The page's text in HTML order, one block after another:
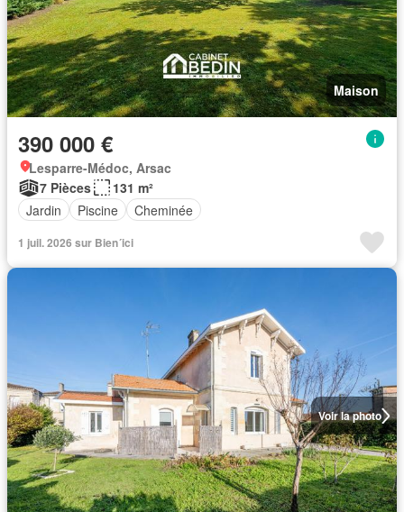
Maison
390 000 €
Lesparre-Médoc, Arsac
7 Pièces
131 m²
Jardin
Piscine Cheminée
1 juil. 2026 sur Bien´ici
Voir la photo